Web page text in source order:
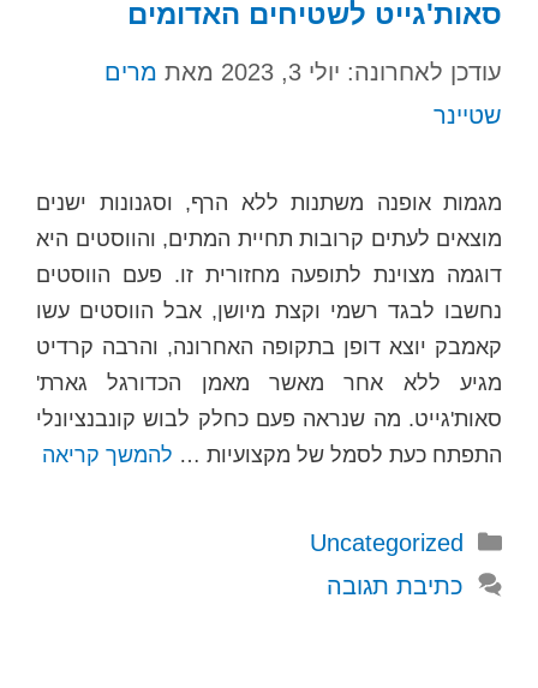
סאות'גייט לשטיחים האדומים
עודכן לאחרונה: יולי 3, 2023 מאת מרים
שטיינר
מגמות אופנה משתנות ללא הרף, וסגנונות ישנים
מוצאים לעתים קרובות תחיית המתים, והווסטים היא
דוגמה מצוינת לתופעה מחזורית זו. פעם הווסטים
נחשבו לבגד רשמי וקצת מיושן, אבל הווסטים עשו
קאמבק יוצא דופן בתקופה האחרונה, והרבה קרדיט
מגיע ללא אחר מאשר מאמן הכדורגל גארת'
סאות'גייט. מה שנראה פעם כחלק לבוש קונבנציונלי
התפתח כעת לסמל של מקצועיות … להמשך קריאה
קטגוריות
Uncategorized
כתיבת תגובה